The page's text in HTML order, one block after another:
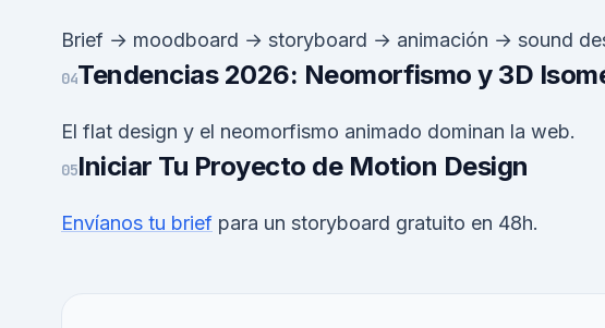
Brief → moodboard → storyboard → animación → sound
04Tendencias 2026: Neomorfismo y 3D
El flat design y el neomorfismo animado dominan la web.
05Iniciar Tu Proyecto de Motion Design
Envíanos tu brief para un storyboard gratuito en 48h.